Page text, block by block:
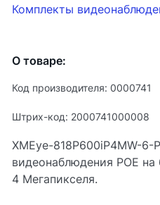
Комплекты
О товаре:
Код производителя: 0000741
Штрих-код: 2000741000008
XMEye-818P600iP4MW-6-
видеонаблюдения POE
4 Мегапикселя.